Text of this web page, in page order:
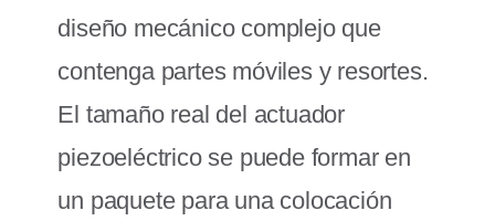
diseño mecánico complejo que
contenga partes móviles y resortes.
El tamaño real del actuador
piezoeléctrico se puede formar en
un paquete para una colocación